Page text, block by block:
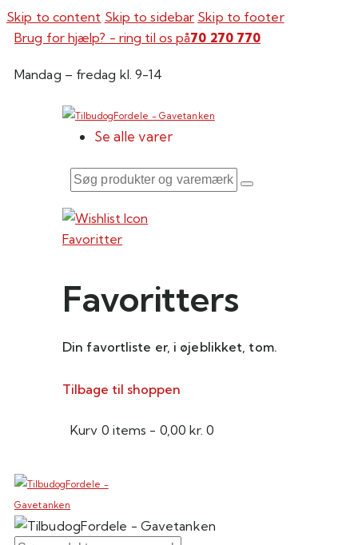
Skip to content Skip to sidebar Skip to footer
Brug for hjælp? - ring til os på70 270 770
Mandag – fredag kl. 9-14
Se alle varer
Søg
og
varemærker
Favoritter
Favoritters
Din favortliste er, i øjeblikket, tom.
Tilbage til shoppen
Kurv 0 items - 0,00 kr. 0